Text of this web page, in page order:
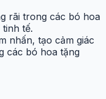
rãi trong các bó hoa
tế.
nhấn, tạo cảm giác
các bó hoa tặng